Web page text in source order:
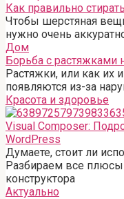
Как правильно
Чтобы шерстяная
нужно очень
Дом
Борьба с растяжками
Растяжки, или как их
появляются из-за
Красота и здоровье
Visual Composer:
WordPress
Думаете, стоит ли
Разбираем все плюсы
конструктора
Актуально